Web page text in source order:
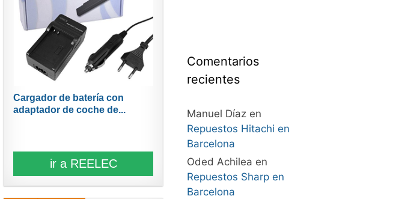
Cargador de batería con
adaptador de coche de...
ir a REELEC
Comentarios
recientes
Manuel Díazen
Repuestos Hitachi en
Barcelona
Oded Achilea en
Repuestos Sharp en
Barcelona